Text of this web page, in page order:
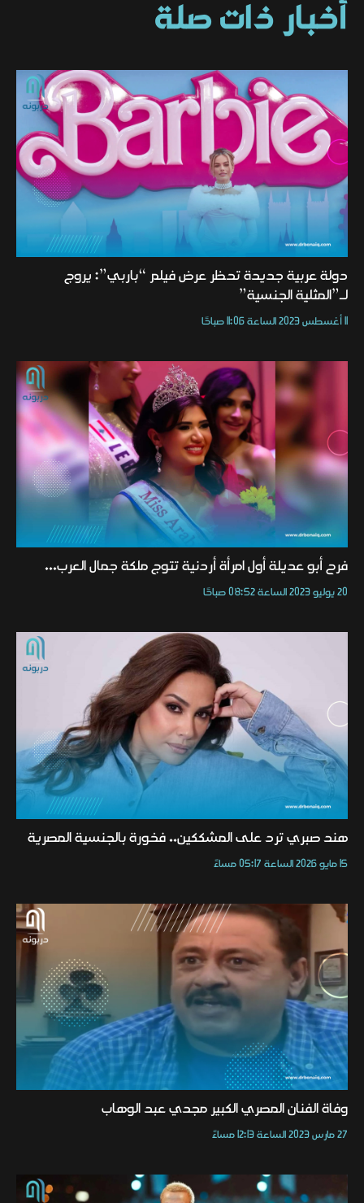
أخبار ذات صلة
دولة عربية جديدة تحظر عرض فيلم “باربي”: يروج
لـ”المثلية الجنسية”
11 أغسطس 2023 الساعة 11:06 صباحًا
فرح أبو عديلة أول امرأة أردنية تتوج ملكة جمال العرب...
20 يوليو 2023 الساعة 08:52 صباحًا
هند صبري ترد على المشككين.. فخورة بالجنسية المصرية
15 مايو 2026 الساعة 05:17 مساءً
وفاة الفنان المصري الكبير مجدي عبد الوهاب
27 مارس 2023 الساعة 12:13 مساءً